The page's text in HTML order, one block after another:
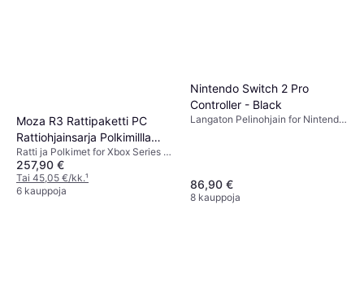
Moza R3 Rattipaketti PC
Rattiohjainsarja Polkimillla
Musta
Ratti ja Polkimet for Xbox Series X,
Xbox One, Xbox Series S, PC
257,90 €
Tai 45,05 €/kk.¹
6 kauppoja
Nintendo Switch 2 Pro
Controller - Black
Langaton Pelinohjain for Nintendo
86,90 €
8 kauppoja